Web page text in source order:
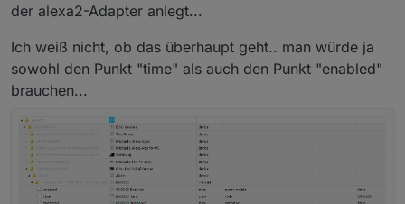
der alexa2-Adapter anlegt...
Ich weiß nicht, ob das überhaupt geht.. man würde ja
sowohl den Punkt "time" als auch den Punkt "enabled"
brauchen...